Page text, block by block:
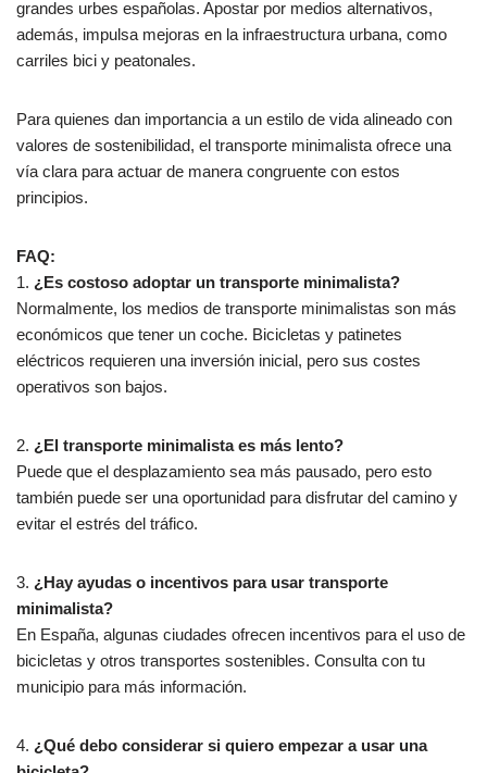
grandes urbes españolas. Apostar por medios alternativos,
además, impulsa mejoras en la infraestructura urbana, como
carriles bici y peatonales.
Para quienes dan importancia a un estilo de vida alineado con
valores de sostenibilidad, el transporte minimalista ofrece una
vía clara para actuar de manera congruente con estos
principios.
FAQ:
1. ¿Es costoso adoptar un transporte minimalista?
Normalmente, los medios de transporte minimalistas son más
económicos que tener un coche. Bicicletas y patinetes
eléctricos requieren una inversión inicial, pero sus costes
operativos son bajos.
2. ¿El transporte minimalista es más lento?
Puede que el desplazamiento sea más pausado, pero esto
también puede ser una oportunidad para disfrutar del camino y
evitar el estrés del tráfico.
3. ¿Hay ayudas o incentivos para usar transporte
minimalista?
En España, algunas ciudades ofrecen incentivos para el uso de
bicicletas y otros transportes sostenibles. Consulta con tu
municipio para más información.
4. ¿Qué debo considerar si quiero empezar a usar una